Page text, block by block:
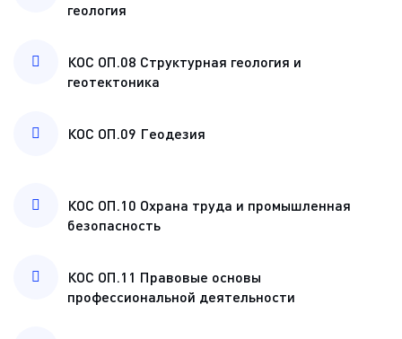
геология
КОС ОП.08 Структурная геология и
геотектоника
КОС ОП.09 Геодезия
КОС ОП.10 Охрана труда и промышленная
безопасность
КОС ОП.11 Правовые основы
профессиональной деятельности